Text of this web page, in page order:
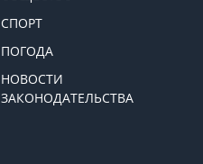
СПОРТ
ПОГОДА
НОВОСТИ
ЗАКОНОДАТЕЛЬСТВА